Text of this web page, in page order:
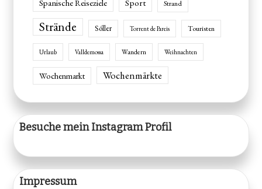
Spanische Reiseziele Sport Strand
Strände Sóller Torrent de Pareis Touristen
Urlaub Valldemossa Wandern Weihnachten
Wochenmarkt Wochenmärkte
Besuche mein Instagram Profil
Impressum